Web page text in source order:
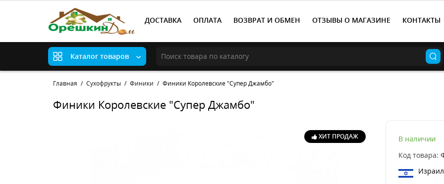
ДОСТАВКА ОПЛАТА ВОЗВРАТ И ОБМЕН ОТЗЫВЫ О МАГАЗИНЕ КОНТАКТЫ
Каталог товаров
Главная Сухофрукты Финики Финики Королевские "Супер Джамбо"
Финики Королевские "Супер Джамбо"
ХИТ ПРОДАЖ В наличии
Код товара: